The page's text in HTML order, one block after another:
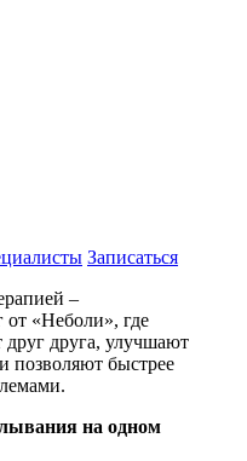
Записаться
–
«Неболи», где
друга, улучшают
позволяют быстрее
на одном